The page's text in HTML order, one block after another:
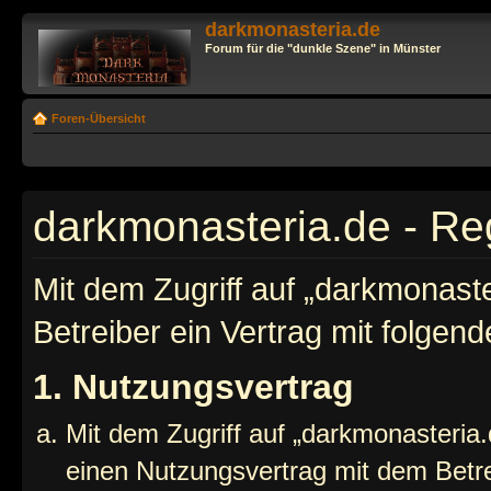
darkmonasteria.de
Forum für die "dunkle Szene" in Münster
Foren-Übersicht
darkmonasteria.de -
Mit dem Zugriff auf
Betreiber ein Vertrag mit
1. Nutzungsvertrag
Mit dem Zugriff auf
einen Nutzungsvertrag mit dem